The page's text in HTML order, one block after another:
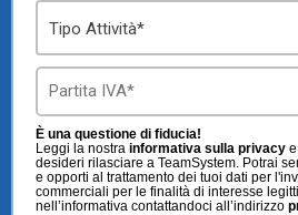
Tipo Attività*
È una questione di fiducia!
Leggi la nostra informativa sulla privacy
desideri rilasciare a TeamSystem. Potrai
e opporti al trattamento dei tuoi dati per
commerciali per le finalità di interesse
nell’informativa contattandoci all’indirizzo